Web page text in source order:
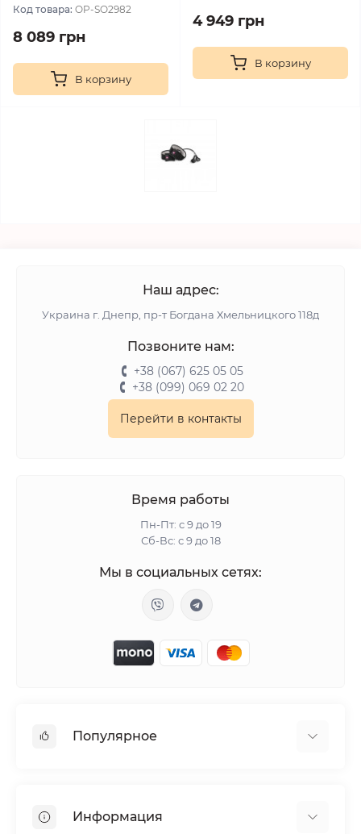
Код товара: OP-SO2982
8 089 грн
В корзину
4 949 грн
В корзину
Наш адрес:
Украина г. Днепр, пр-т Богдана Хмельницкого 118д
Позвоните нам:
+38 (067) 625 05 05
+38 (099) 069 02 20
Перейти в контакты
Время работы
Пн-Пт: с 9 до 19
Сб-Вс: с 9 до 18
Мы в социальных сетях:
Популярное
Вакуумные вибраторы
Информация